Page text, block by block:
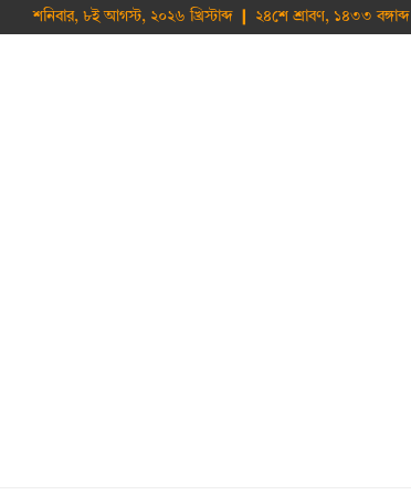
শনিবার, ৮ই আগস্ট, ২০২৬ খ্রিস্টাব্দ ❙ ২৪শে শ্রাবণ, ১৪৩৩ বঙ্গাব্দ